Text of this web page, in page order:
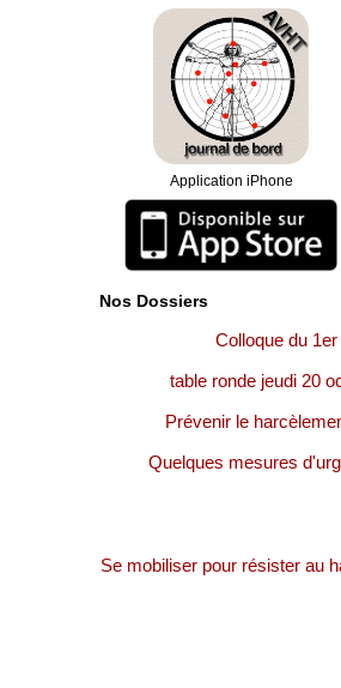
06.15.72.30.55. Vous pouvez
adresser vos mails à l'adresse[email
Président de l'AVHT
Le soutien psychologique est
lundi du mois en soirée. L'adhérent(e)
par mail sa demande de soutien et
coordonnées téléphoniques afin que
transmettions au psychologue qui le/la
Merci de donner une ligne fixe de
Suite à notre demande de rendez-
Ministère du Travail, vous trouverez
"accueil", le compte rendu de
Application iPhone
Nos Dossiers
Colloque du
table ronde jeudi 20
Prévenir le
Quelques mesures
Se mobiliser pour résister au